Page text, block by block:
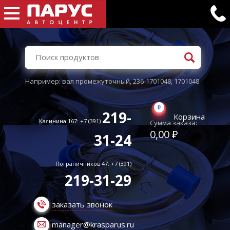
Например:вал промежуточный,236-1701048,1701048
Калинина 167: +7 (391) 219-
31-24
Пограничников 47: +7 (391)
219-31-29
заказать звонок
manager@krasparus.ru
0
Корзина
Сумма заказа:
0,00 ₽